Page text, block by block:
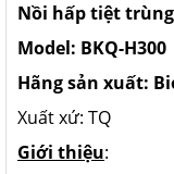
Nồi hấp tiệt
Model: BKQ-H300
Hãng sản xuất:
Xuất xứ: TQ
Giới thiệu: